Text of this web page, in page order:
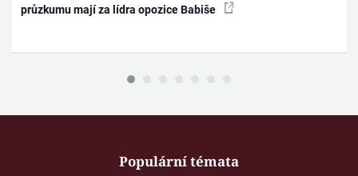
průzkumu mají za lídra opozice Babiše
Populární témata